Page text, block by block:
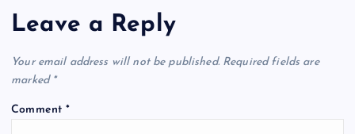
Leave a Reply
Your email address will not be published. Required fields are
marked *
Comment*